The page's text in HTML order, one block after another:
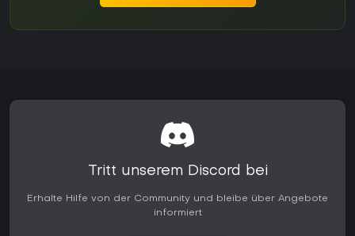
Tritt unserem Discord bei
Erhalte Hilfe von der Community und bleibe über Angebote
informiert